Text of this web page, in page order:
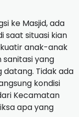
ke Masjid, ada
saat situasi kian
anak-anak
yang
datang. Tidak ada
kondisi
Kecamatan
apa yang